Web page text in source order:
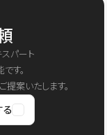
パート
す。
案いたします。
る